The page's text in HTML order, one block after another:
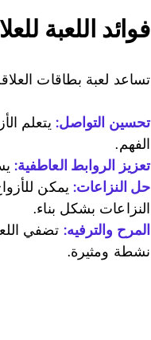
فوائد اللعبة
تساعد لعبة بطاقات
تحسين التواصل: يتعلم
الفهم.
تعزيز الروابط العاطفية:
حل النزاعات: يمكن
النزاعات بشكل بناء.
المرح والترفيه: تضفي
نشطة ومثيرة.